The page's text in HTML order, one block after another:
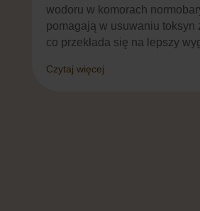
wodoru w komorach
pomagają w usuwaniu toksyn
co przekłada się na lepszy
Czytaj więcej